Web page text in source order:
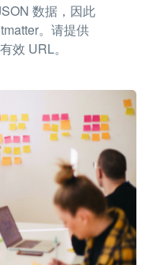
数据，因此
。请提供
效 URL。